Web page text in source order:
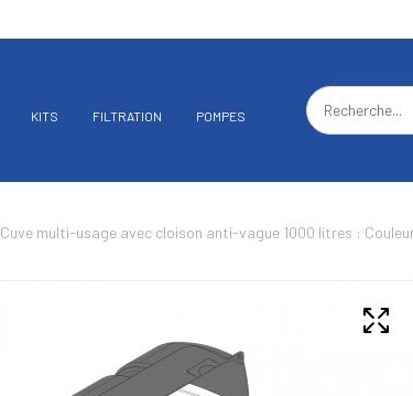
KITS FILTRATION POMPES
Cuve multi-usage avec cloison anti-vague 1000 litres :